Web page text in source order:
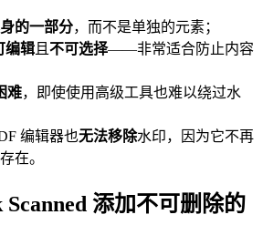
的一部分，而不是单独的元素；
编辑且不可选择——非常适合防止内容
难，即使使用高级工具也难以绕过水
编辑器也无法移除水印，因为它不再
在。
添加不可删除的